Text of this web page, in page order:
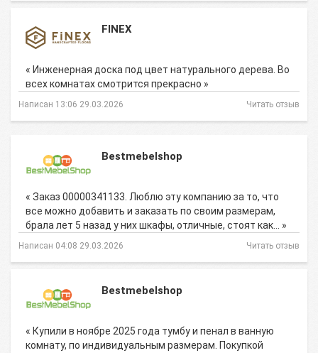
FINEX
« Инженерная доска под цвет натурального дерева. Во
всех комнатах смотрится прекрасно »
Написан 13:06 29.03.2026 Читать отзыв
Bestmebelshop
« Заказ 00000341133. Люблю эту компанию за то, что
все можно добавить и заказать по своим размерам,
брала лет 5 назад у них шкафы, отличные, стоят как… »
Написан 04:08 29.03.2026 Читать отзыв
Bestmebelshop
« Купили в ноябре 2025 года тумбу и пенал в ванную
комнату, по индивидуальным размерам. Покупкой